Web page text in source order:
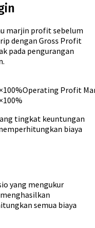
marjin profit sebelum
dengan Gross Profit
pada pengurangan
Operating Profit
×100%
tingkat keuntungan
biaya
yang mengukur
semua biaya